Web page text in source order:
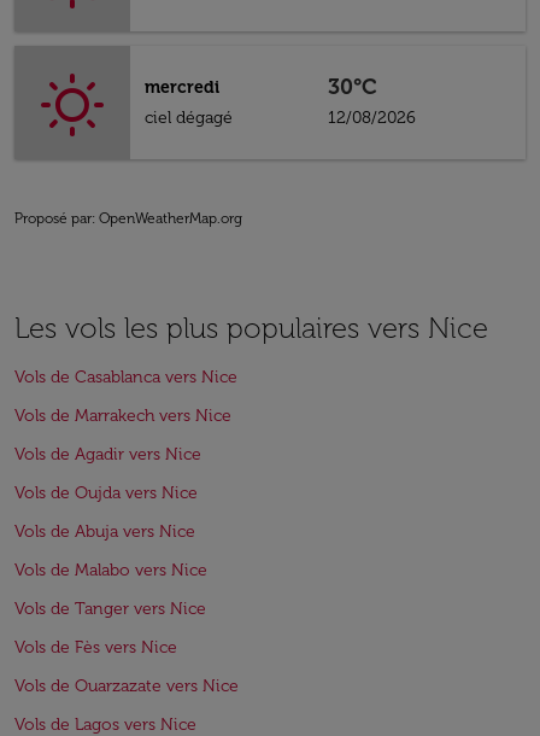
mercredi
ciel dégagé
30°C
12/08/2026
Proposé par: OpenWeatherMap.org
Les vols les plus populaires vers Nice
Vols de Casablanca vers Nice
Vols de Marrakech vers Nice
Vols de Agadir vers Nice
Vols de Oujda vers Nice
Vols de Abuja vers Nice
Vols de Malabo vers Nice
Vols de Tanger vers Nice
Vols de Fès vers Nice
Vols de Ouarzazate vers Nice
Vols de Lagos vers Nice